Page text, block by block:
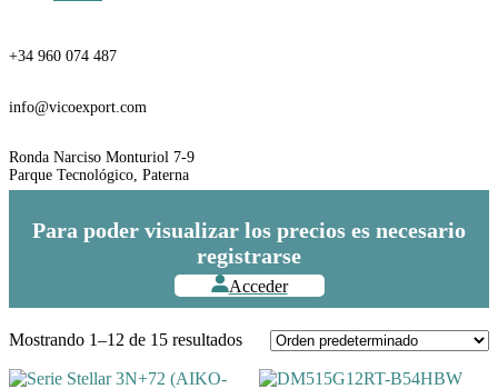
Teléfono
+34 960 074 487
Email
info@vicoexport.com
Dirección
Ronda Narciso Monturiol 7-9
Parque Tecnológico, Paterna
Para poder visualizar los precios es necesario
registrarse
Acceder
Mostrando 1–12 de 15 resultados